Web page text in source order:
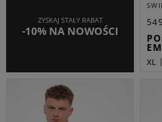
ZYSKAJ STAŁY RABAT
-10% NA NOWOŚCI
XL